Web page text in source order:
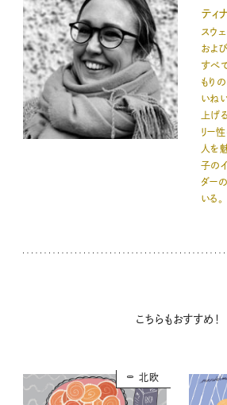
ティ
スウ
およ
すべ
もり
いね
上げ
リー
人を
子の
ダー
いる。
こちらもおすすめ！
北欧